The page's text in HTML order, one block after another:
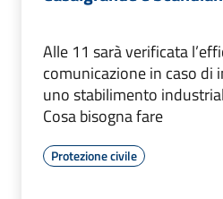
Alle 11 sarà verificata
comunicazione in caso di
uno stabilimento
Cosa bisogna fare
Protezione civile